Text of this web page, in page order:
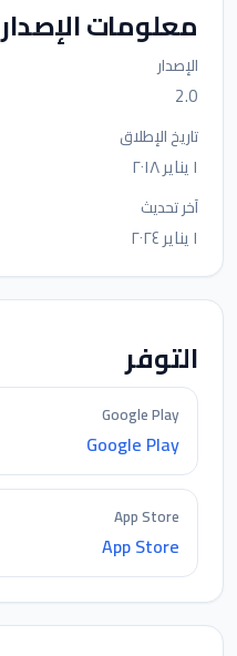
معلومات الإصدار
الإصدار
2.0
تاريخ الإطلاق
١ يناير ٢٠١٨
آخر تحديث
١ يناير ٢٠٢٤
التوفر
Google Play
Google Play
App Store
App Store